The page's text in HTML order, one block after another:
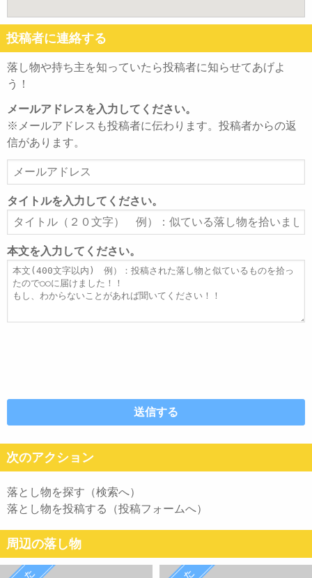
投稿者に連絡する
落し物や持ち主を知っていたら投稿者に知らせてあげよ
う！
メールアドレスを入力してください。
※メールアドレスも投稿者に伝わります。投稿者からの返
信があります。
ー
ル
ア
ド
レ
ス
タイトルを入力してください。
タ
イ
ト
ル
本文を入力してください。
本
文
次のアクション
落とし物を探す（検索へ）
落とし物を投稿する（投稿フォームへ）
周辺の落し物